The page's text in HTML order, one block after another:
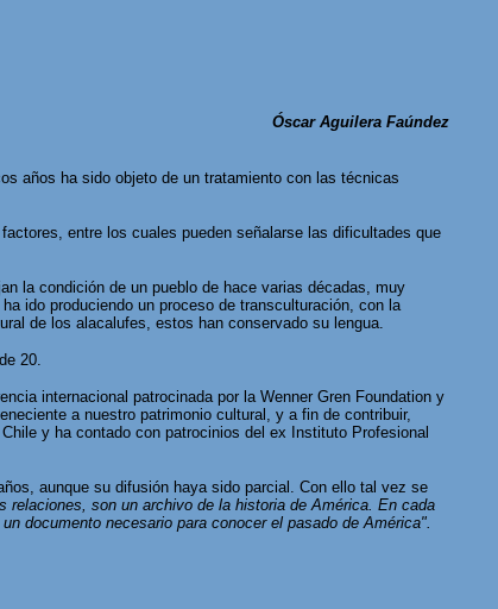
Óscar Aguilera Faúndez
años ha sido objeto de un tratamiento con las técnicas
entre los cuales pueden señalarse las dificultades que
la condición de un pueblo de hace varias décadas, muy
ido produciendo un proceso de transculturación, con la
de los alacalufes, estos han conservado su lengua.
20.
internacional patrocinada por la Wenner Gren Foundation y
a nuestro patrimonio cultural, y a fin de contribuir,
y ha contado con patrocinios del ex Instituto Profesional
aunque su difusión haya sido parcial. Con ello tal vez se
son un archivo de la historia de América. En cada
documento necesario para conocer el pasado de América".